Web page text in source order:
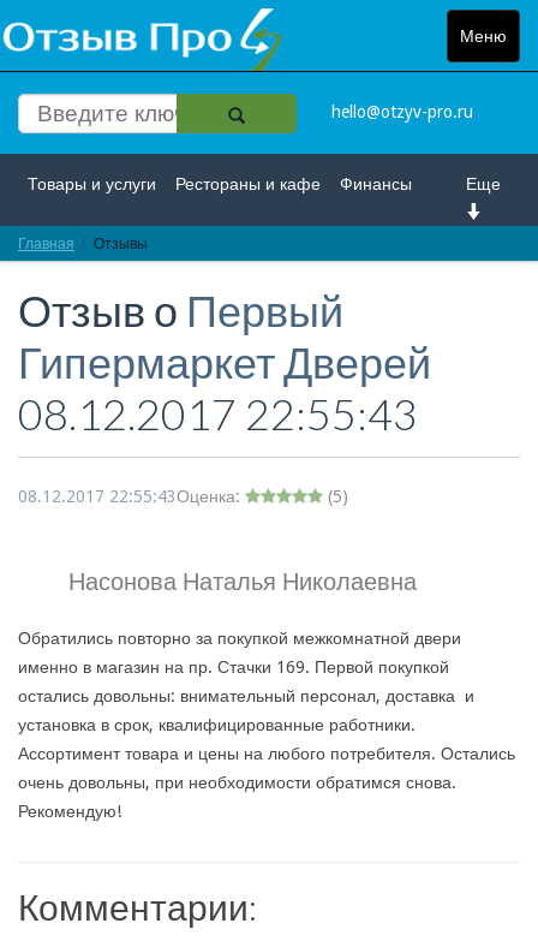
Меню
Toggle
hello@otzyv-pro.ru
Еще
Товары и услуги Рестораны и кафе Финансы
Красота и здоровье
Интернет Путешествие и отдых Транспорт
Недвижимость Работа Гос. учреждения
Личности Логистика Страхование
Главная Отзывы
Отзыв о Первый
Гипермаркет Дверей
08.12.2017 22:55:43
08.12.2017 22:55:43Оценка: (5)
Насонова Наталья Николаевна
Обратились повторно за покупкой межкомнатной двери
именно в магазин на пр. Стачки 169. Первой покупкой
остались довольны: внимательный персонал, доставка и
установка в срок, квалифицированные работники.
Ассортимент товара и цены на любого потребителя. Остались
очень довольны, при необходимости обратимся снова.
Рекомендую!
Комментарии: